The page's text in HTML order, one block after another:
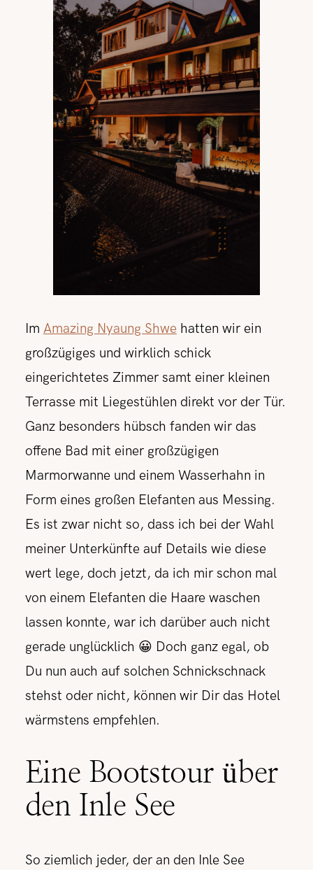
Im Amazing Nyaung Shwe hatten wir ein
großzügiges und wirklich schick
eingerichtetes Zimmer samt einer kleinen
Terrasse mit Liegestühlen direkt vor der Tür.
Ganz besonders hübsch fanden wir das
offene Bad mit einer großzügigen
Marmorwanne und einem Wasserhahn in
Form eines großen Elefanten aus Messing.
Es ist zwar nicht so, dass ich bei der Wahl
meiner Unterkünfte auf Details wie diese
wert lege, doch jetzt, da ich mir schon mal
von einem Elefanten die Haare waschen
lassen konnte, war ich darüber auch nicht
gerade unglücklich 😀 Doch ganz egal, ob
Du nun auch auf solchen Schnickschnack
stehst oder nicht, können wir Dir das Hotel
wärmstens empfehlen.
Eine Bootstour über
den Inle See
So ziemlich jeder, der an den Inle See